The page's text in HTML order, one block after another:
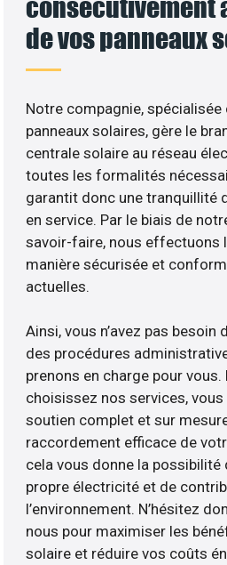
consécutivement
de vos panneaux
Notre compagnie, spécialisée
panneaux solaires, gère le
centrale solaire au réseau
toutes les formalités
garantit donc une tranquillité
en service. Par le biais de
savoir-faire, nous effectuons
manière sécurisée et
actuelles.
Ainsi, vous n’avez pas besoin
des procédures
prenons en charge pour
choisissez nos services,
soutien complet et sur
raccordement efficace de
cela vous donne la possibilité
propre électricité et de
l’environnement. N’hésitez
nous pour maximiser les
solaire et réduire vos coûts